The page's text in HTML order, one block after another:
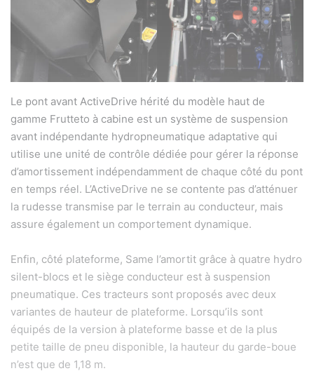
Le pont avant ActiveDrive hérité du modèle haut de
gamme Frutteto à cabine est un système de suspension
avant indépendante hydropneumatique adaptative qui
utilise une unité de contrôle dédiée pour gérer la réponse
d’amortissement indépendamment de chaque côté du pont
en temps réel. L’ActiveDrive ne se contente pas d’atténuer
la rudesse transmise par le terrain au conducteur, mais
assure également un comportement dynamique.
Enfin, côté plateforme, Same l’amortit grâce à quatre hydro
silent-blocs et le siège conducteur est à suspension
pneumatique. Ces tracteurs sont proposés avec deux
variantes de hauteur de plateforme. Lorsqu’ils sont
équipés de la version à plateforme basse et de la plus
petite taille de pneu disponible, la hauteur du garde-boue
n’est que de 1,18 m.